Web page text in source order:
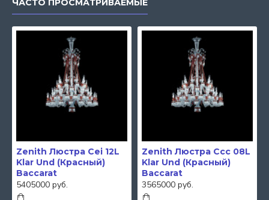
ЧАСТО ПРОСМАТРИВАЕМЫЕ
Zenith Люстра Cei 12L
Klar Und (Красный)
Baccarat
5405000 руб.
Zenith Люстра Ccc 08L
Klar Und (Красный)
Baccarat
3565000 руб.